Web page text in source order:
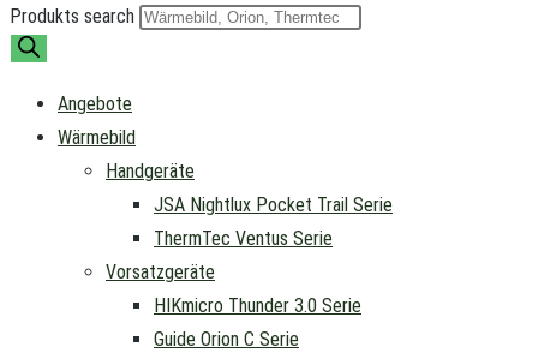
Produkts search
Angebote
Wärmebild
Handgeräte
JSA Nightlux Pocket Trail Serie
ThermTec Ventus Serie
Vorsatzgeräte
HIKmicro Thunder 3.0 Serie
Guide Orion C Serie